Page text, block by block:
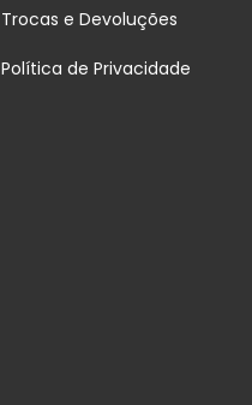
Trocas e Devoluções
Política de Privacidade